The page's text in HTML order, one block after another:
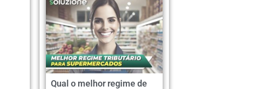
Qual o melhor regime de